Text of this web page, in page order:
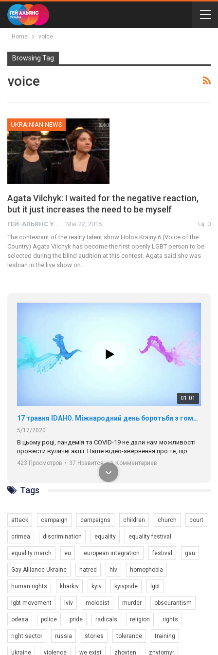
Home voice
Browsing Tag
voice
UKRAINIAN NEWS
Agata Vilchyk: I waited for the negative reaction,
but it just increases the need to be myself
ГЕЙ-АЛЬЯНС УКРАИНА Mar 22, 2016
0
The contestant of the reality talent show Holos Krainy 6 (Voice of the
Country) Agata Vilchyk has become the first openly LGBT person to be
selected during the blind audition at this contest. Agata said she was
lesbian in the live show on…
01:01
17 травня IDAHO. Міжнародний день боротьби з гомофобією трансфобією і біфобія.
5/17/2020
В цьому році, пандемія та COVІD-19 не дали нам можливості
провести вуличні акції. Наше відео-звернення про те, що
навіть коли ми у різних містах та не можемо зустрінеться, ми
разом. Ми закликаємо всіх хто поділяє цінності рівності та
солідарності, приєднатися до нас. Регіональні підрозділи
ГАУ є в 16 областях України.
Разом наш голос лунає гучніше!
423 Просмотров • 37 Нравится • 1 Комментариев
Зупинимо насильство проти ЛГБТ в Україні! Stop violence against LGBT in Ukraine!
6/30/2017
Емоційний та вражаючий промо-ролік на конкурс PACT, який
представляє програму "Гей-альянс Україна" з протидії
насильству проти ЛГБТ в Україні.
1.9K Просмотров • 226 Нравится 5 Комментариев
Tags
attack campaign campaigns children church court
crimea discrimination equality equality festival
equality march eu european integration festival gau
Gay Alliance Ukraine hatred hiv homophobia
human rights kharkiv kyiv kyivpride lgbt
lgbt movement lviv molodist murder obscurantism
odesa police pride radicals religion rights
right sector russia stories tolerance training
ukraine violence we exist zhovten zhytomyr